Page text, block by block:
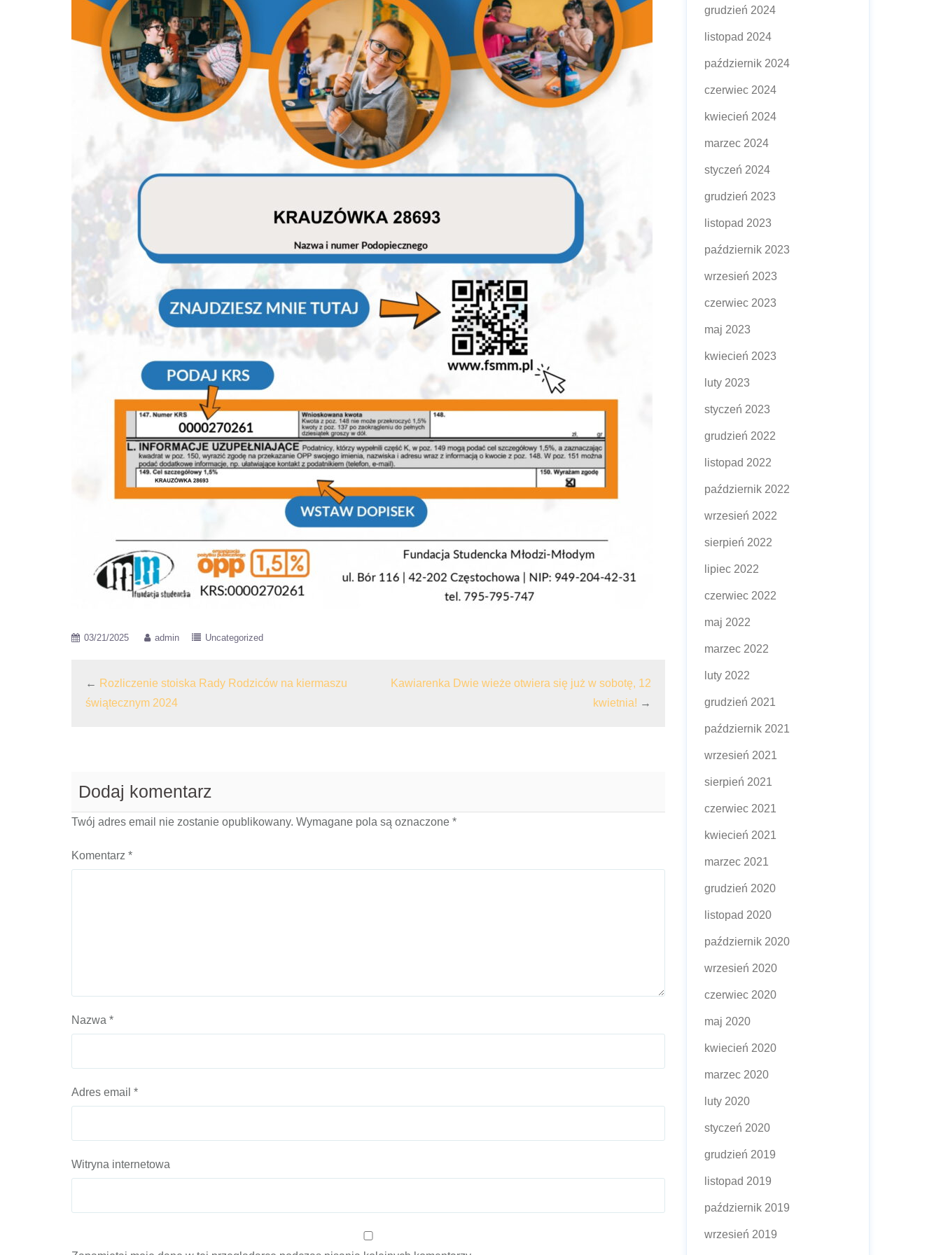
03/21/2025 admin Uncategorized
← Rozliczenie stoiska Rady Rodziców na kiermaszu
świątecznym 2024
Kawiarenka Dwie wieże otwiera się już w sobotę, 12
kwietnia! →
Dodaj komentarz
Twój adres email nie zostanie opublikowany. Wymagane pola są oznaczone *
Komentarz *
Nazwa *
Adres email *
Witryna internetowa
grudzień 2024
listopad 2024
październik 2024
czerwiec 2024
kwiecień 2024
marzec 2024
styczeń 2024
grudzień 2023
listopad 2023
październik 2023
wrzesień 2023
czerwiec 2023
maj 2023
kwiecień 2023
luty 2023
styczeń 2023
grudzień 2022
listopad 2022
październik 2022
wrzesień 2022
sierpień 2022
lipiec 2022
czerwiec 2022
maj 2022
marzec 2022
luty 2022
grudzień 2021
październik 2021
wrzesień 2021
sierpień 2021
czerwiec 2021
kwiecień 2021
marzec 2021
grudzień 2020
listopad 2020
październik 2020
wrzesień 2020
czerwiec 2020
maj 2020
kwiecień 2020
marzec 2020
luty 2020
styczeń 2020
grudzień 2019
listopad 2019
październik 2019
wrzesień 2019